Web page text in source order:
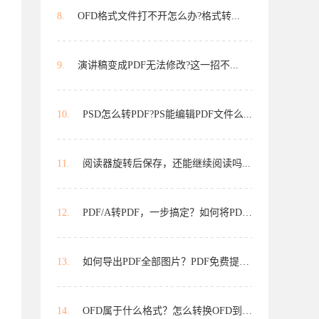
8. OFD格式文件打不开怎么办?格式转...
9. 演讲稿变成PDF无法修改?这一招不...
10. PSD怎么转PDF?PS能编辑PDF文件么...
11. 阅读器旋转后保存，还能继续阅读吗...
12. PDF/A转PDF，一步搞定？如何将PDF/A...
13. 如何导出PDF全部图片？PDF免费提取...
14. OFD属于什么格式？怎么转换OFD到PD...